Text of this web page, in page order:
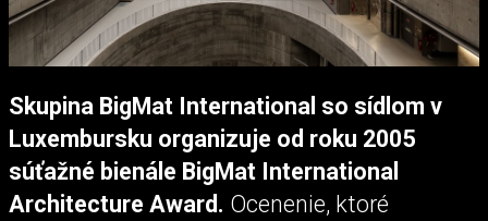
Skupina BigMat International so sídlom v
Luxembursku organizuje od roku 2005
súťažné bienále BigMat International
Architecture Award. Ocenenie, ktoré